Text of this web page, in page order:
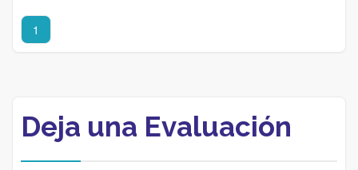
1
Deja una Evaluación